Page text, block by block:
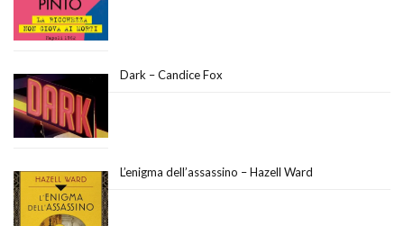
Dark – Candice Fox
L’enigma dell’assassino – Hazell Ward